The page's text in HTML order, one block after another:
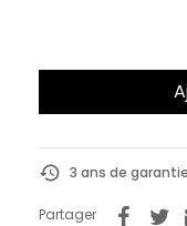
history 3 ans de
Partager